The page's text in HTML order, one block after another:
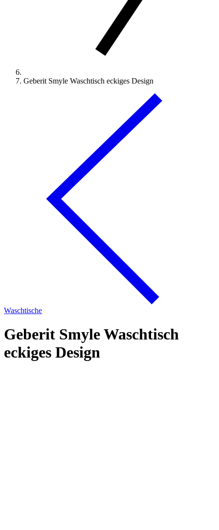
Geberit Smyle Waschtisch eckiges Design
Waschtische
Geberit Smyle Waschtisch
eckiges Design